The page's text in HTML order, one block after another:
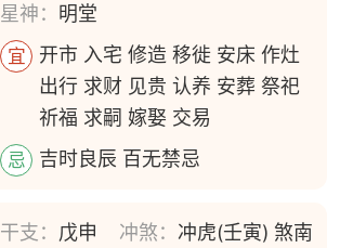
星神： 明堂
宜
开市 入宅 修造 移徙 安床 作灶
出行 求财 见贵 认养 安葬 祭祀
祈福 求嗣 嫁娶 交易
忌 吉时良辰 百无禁忌
干支： 戊申 冲煞： 冲虎(壬寅) 煞南